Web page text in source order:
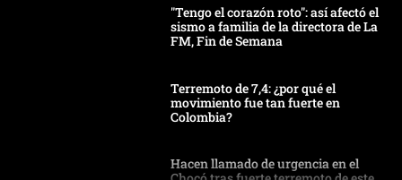
"Tengo el corazón roto": así afectó el
sismo a familia de la directora de La
FM, Fin de Semana
Terremoto de 7,4: ¿por qué el
movimiento fue tan fuerte en
Colombia?
Hacen llamado de urgencia en el